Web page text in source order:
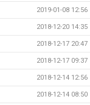
2019-01-08 12:56
2018-12-20 14:35
2018-12-17 20:47
2018-12-17 09:37
2018-12-14 12:56
2018-12-14 08:50